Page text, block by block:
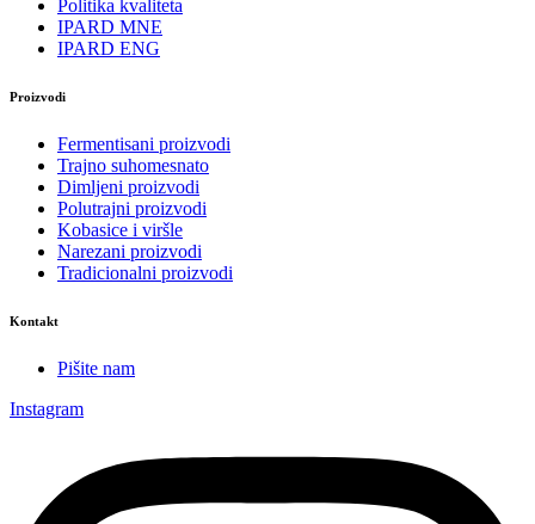
Politika kvaliteta
IPARD MNE
IPARD ENG
Proizvodi
Fermentisani proizvodi
Trajno suhomesnato
Dimljeni proizvodi
Polutrajni proizvodi
Kobasice i viršle
Narezani proizvodi
Tradicionalni proizvodi
Kontakt
Pišite nam
Instagram